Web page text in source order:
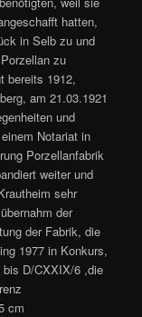
hatten,
in Selb zu und
zu
bereits 1912,
am 21.03.1921
und
Notariat in
Porzellanfabrik
weiter und
sehr
der
der Fabrik, die
1977 in Konkurs,
D/CXXIX/6 ,die
cm